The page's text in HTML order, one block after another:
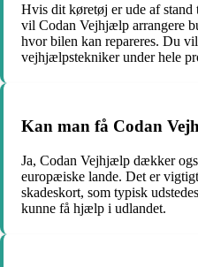
Hvis dit køretøj er ude af
vil Codan Vejhjælp arrangere
hvor bilen kan repareres. Du
vejhjælpstekniker under hele
Kan man få Codan
Ja, Codan Vejhjælp dækker
europæiske lande. Det er
skadeskort, som typisk
kunne få hjælp i udlandet.